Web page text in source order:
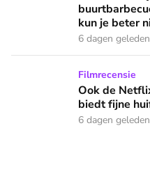
kun je beter
6 dagen geleden
Ook de Netflixversie van
Filmrecensie
Ook de
biedt fijne
6 dagen geleden